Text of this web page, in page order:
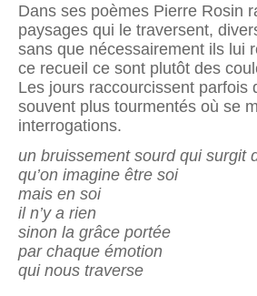
Dans ses poèmes Pierre Rosin
paysages qui le traversent,
sans que nécessairement ils lui
ce recueil ce sont plutôt des
Les jours raccourcissent parfois
souvent plus tourmentés où se
interrogations.
un bruissement sourd qui surgit
qu’on imagine être soi
mais en soi
il n’y a rien
sinon la grâce portée
par chaque émotion
qui nous traverse